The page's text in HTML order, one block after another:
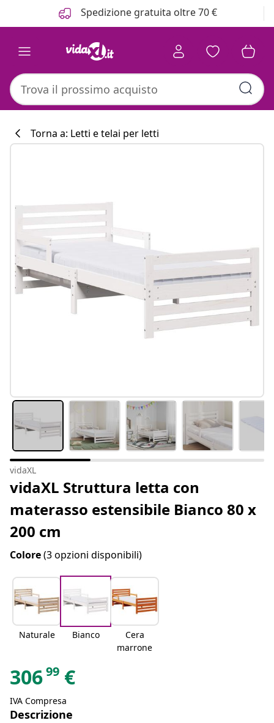
Spedizione gratuita oltre 70 €
Torna a: Letti e telai per letti
vidaXL
vidaXL Struttura letta con
materasso estensibile Bianco 80 x
200 cm
Colore(3 opzioni disponibili)
Naturale Bianco
Cera
marrone
30699 €
IVA Compresa
Descrizione